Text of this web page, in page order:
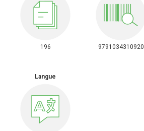
196 9791034310920
Langue